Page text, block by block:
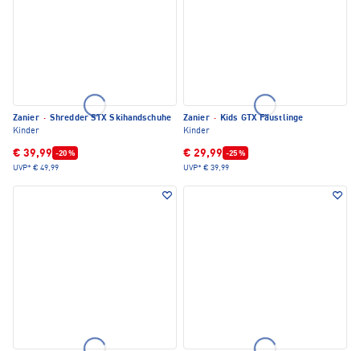
Zanier · Shredder STX Skihandschuhe
Kinder
€ 39,99 -20 %
UVP* € 49,99
Zanier · Kids GTX Fäustlinge
Kinder
€ 29,99 -25 %
UVP* € 39,99